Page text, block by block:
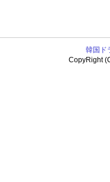
韓国ド
CopyRight